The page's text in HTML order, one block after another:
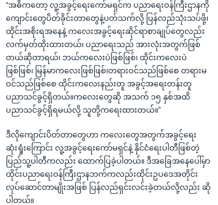
“အဓိကတော့ လူ့အခွင့်ရေးကော်မရှင်က ပညာရေးဝန်ကြီးဌာနကို
ကျောင်းတွေပိတ်ခိုင်းတာတွေနဲ့ပတ်သက်လို့ ပြန်လည်သုံးသပ်ဖို့၊
ထိုင်းအစိုးရအနေနဲ့ ကလေးအခွင့်ရေးဆိုင်ရာစာချုပ်တွေလည်း
လက်မှတ်ထိုးထားတယ်၊ ပညာရေးသည် အားလုံးအတွက်ဖြစ်
တယ်ဆိုတာရယ်၊ ဘယ်ကလေးပဲဖြစ်ဖြစ်၊ ထိုင်းကလေးပဲ
ဖြစ်ဖြစ်၊ မြန်မာကလေးဖြစ်ဖြစ်၊တရားဝင်သည်ဖြစ်စေ တရားမ
ဝင်သည်ဖြစ်စေ ထိုင်းကလေးနည်းတူ အခွင့်အရေးတန်းတူ
ပညာသင်ခွင့်ရှိတယ်။ကလေးတွေဆို အသက် ၁၅ နှစ်အထိ
ပညာသင်ခွင့်ရှိရမယ်လို့ သူတို့ကရေးထားတယ်။”
ဒီလိုကျောင်းပိတ်တာတွေဟာ ကလေးတွေအတွက်အခွင့်ရေး
ဆုံးရှုံးကြောင်း လူ့အခွင့်ရေးကော်မရှင်နဲ့ နိုင်ငံရေးပါတီဖြစ်တဲ့
ပြည်သူ့ပါတီကလည်း ထောက်ပြခဲ့ပါတယ်။ ဒီအခြေအနေပေါ်မှာ
ထိုင်းပညာရေးဝန်ကြီးဌာနဘက်ကလည်းထိုင်းဥပဒေအတိုင်း
လုပ်ဆောင်တာမျိုးအဖြစ် ပြန်လည်ရှင်းလင်းခဲ့တယ်လို့လည်း ဆို
ပါတယ်။